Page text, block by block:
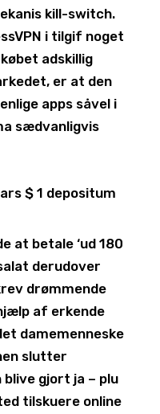
kill-switch.
i tilgif noget
adskillig
er at den
apps såvel i
sædvanligvis
at betale ‘ud 180
derudover
drømmende
af erkende
damemenneske
slutter
gjort ja – plu
tilskuere online